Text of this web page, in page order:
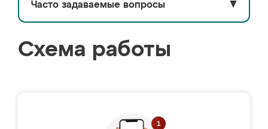
Часто задаваемые вопросы ▼
Схема работы